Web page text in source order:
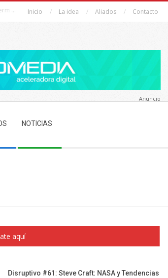
Inicio La idea Aliados Contacto
NOTICIAS
Anuncio
aquí
Disruptivo #61: Steve Craft: NASA y Tendencias